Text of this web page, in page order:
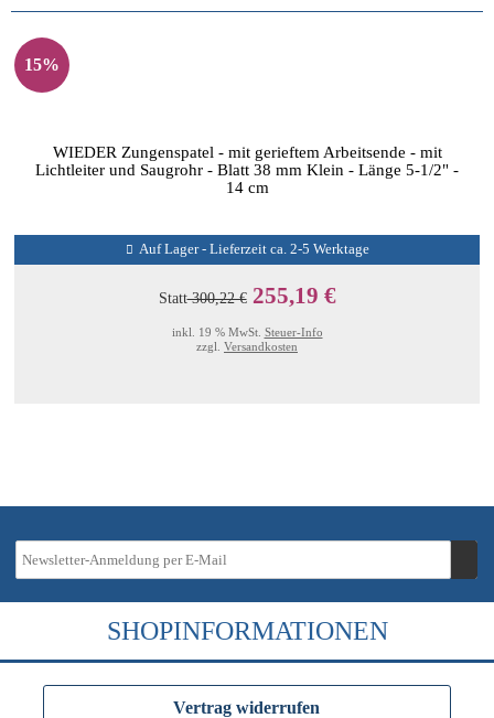
15%
WIEDER Zungenspatel - mit gerieftem Arbeitsende - mit
Lichtleiter und Saugrohr - Blatt 38 mm Klein - Länge 5-1/2" -
14 cm
Auf Lager - Lieferzeit ca. 2-5 Werktage
Statt300,22 € 255,19 €
inkl. 19 % MwSt. Steuer-Info
zzgl. Versandkosten
SHOPINFORMATIONEN
Vertrag widerrufen